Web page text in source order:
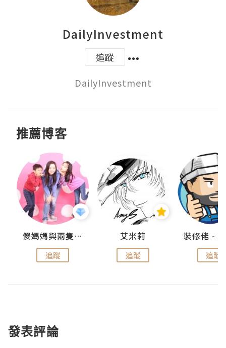
DailyInvestment
追蹤
DailyInvestment
推薦博客
儍媽媽與兩隻小魔怪之家
追蹤
艾米莉
追蹤 追蹤
發表評論